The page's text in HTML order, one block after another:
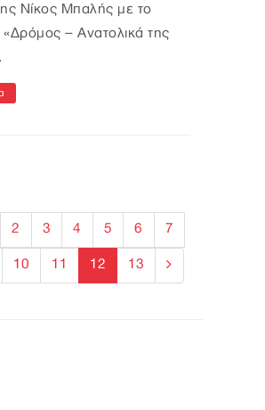
Νίκος Μπαλής με το
– Ανατολικά της
2 3 4 5 6 7
10 11 12 13